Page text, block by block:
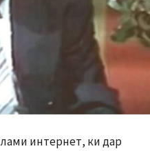
интернет, ки дар